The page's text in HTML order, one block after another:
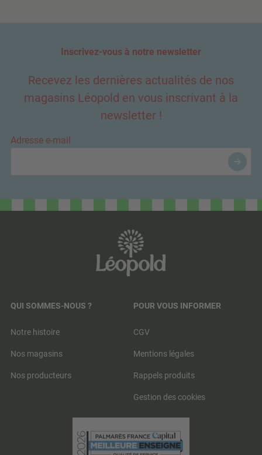
Inscrivez-vous à notre newsletter
Recevez les dernières actualités de nos
magasins Léopold en vous inscrivant à la
newsletter !
Adresse e-mail
QUI SOMMES-NOUS ?
Notre histoire
Nos magasins
Nos producteurs
POUR VOUS INFORMER
CGV
Mentions légales
Rappels produits
Gestion des cookies